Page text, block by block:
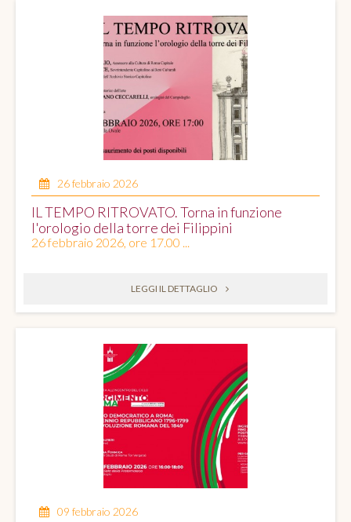
26 febbraio 2026
IL TEMPO RITROVATO. Torna in funzione
l'orologio della torre dei Filippini
26 febbraio 2026, ore 17.00 ...
LEGGI IL DETTAGLIO
09 febbraio 2026